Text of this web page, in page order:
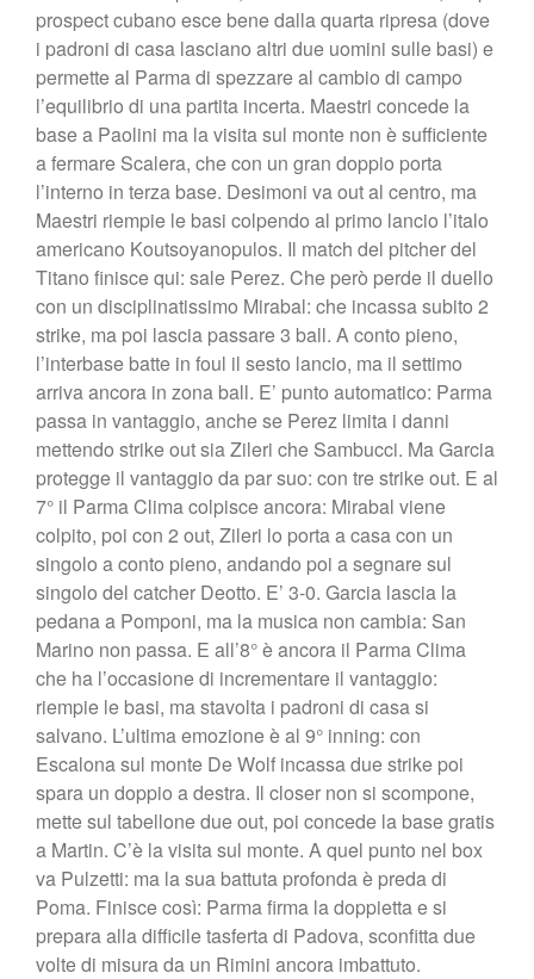
prospect cubano esce bene dalla quarta ripresa (dove
i padroni di casa lasciano altri due uomini sulle basi) e
permette al Parma di spezzare al cambio di campo
l’equilibrio di una partita incerta. Maestri concede la
base a Paolini ma la visita sul monte non è sufficiente
a fermare Scalera, che con un gran doppio porta
l’interno in terza base. Desimoni va out al centro, ma
Maestri riempie le basi colpendo al primo lancio l’italo
americano Koutsoyanopulos. Il match del pitcher del
Titano finisce qui: sale Perez. Che però perde il duello
con un disciplinatissimo Mirabal: che incassa subito 2
strike, ma poi lascia passare 3 ball. A conto pieno,
l’interbase batte in foul il sesto lancio, ma il settimo
arriva ancora in zona ball. E’ punto automatico: Parma
passa in vantaggio, anche se Perez limita i danni
mettendo strike out sia Zileri che Sambucci. Ma Garcia
protegge il vantaggio da par suo: con tre strike out. E al
7° il Parma Clima colpisce ancora: Mirabal viene
colpito, poi con 2 out, Zileri lo porta a casa con un
singolo a conto pieno, andando poi a segnare sul
singolo del catcher Deotto. E’ 3-0. Garcia lascia la
pedana a Pomponi, ma la musica non cambia: San
Marino non passa. E all’8° è ancora il Parma Clima
che ha l’occasione di incrementare il vantaggio:
riempie le basi, ma stavolta i padroni di casa si
salvano. L’ultima emozione è al 9° inning: con
Escalona sul monte De Wolf incassa due strike poi
spara un doppio a destra. Il closer non si scompone,
mette sul tabellone due out, poi concede la base gratis
a Martin. C’è la visita sul monte. A quel punto nel box
va Pulzetti: ma la sua battuta profonda è preda di
Poma. Finisce così: Parma firma la doppietta e si
prepara alla difficile tasferta di Padova, sconfitta due
volte di misura da un Rimini ancora imbattuto.